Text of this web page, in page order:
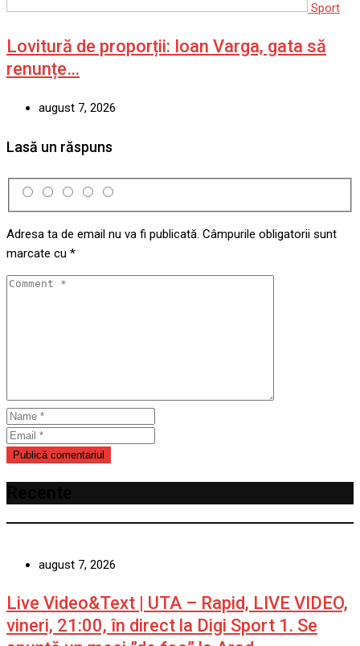
Sport
Lovitură de proporții: Ioan Varga, gata să
renunțe…
august 7, 2026
Lasă un răspuns
Adresa ta de email nu va fi publicată. Câmpurile obligatorii sunt
marcate cu *
august 7, 2026
Live Video&Text | UTA – Rapid, LIVE VIDEO,
vineri, 21:00, în direct la Digi Sport 1. Se